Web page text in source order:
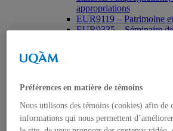
appropriations
EUR9119 – Patrimoine
EUR9335 – Séminaire
patrimoniales en milieu
MSL9006 La
Histoire de l’art
HAR2644 – Animation,
Préférences en matière de témoins
Nous utilisons des témoins (cookies) afin de
informations qui nous permettent